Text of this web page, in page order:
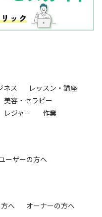
ネス
レッスン・講座
美容・セラピー
レジャー 作業
ーザーの方へ
へ オーナーの方へ